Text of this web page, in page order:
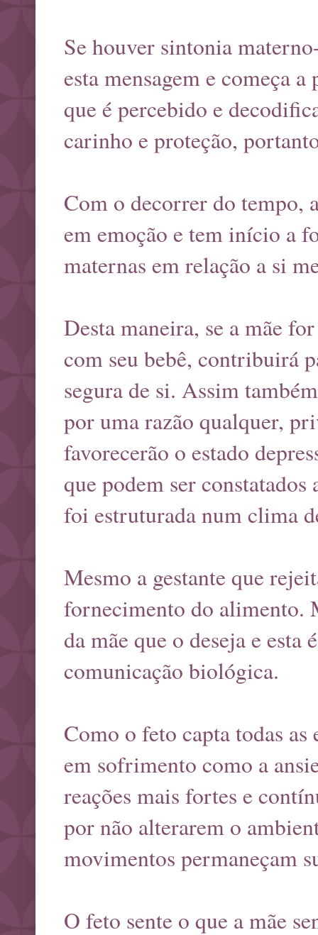
Se houver sintonia
esta mensagem e começa
que é percebido e
carinho e proteção,
Com o decorrer do tempo,
em emoção e tem início a
maternas em relação a si
Desta maneira, se a mãe
com seu bebê, contribuirá
segura de si. Assim
por uma razão qualquer,
favorecerão o estado
que podem ser
foi estruturada num clima
Mesmo a gestante que
fornecimento do alimento.
da mãe que o deseja e esta
comunicação biológica.
Como o feto capta todas
em sofrimento como a
reações mais fortes e
por não alterarem o
movimentos permaneçam
O feto sente o que a mãe